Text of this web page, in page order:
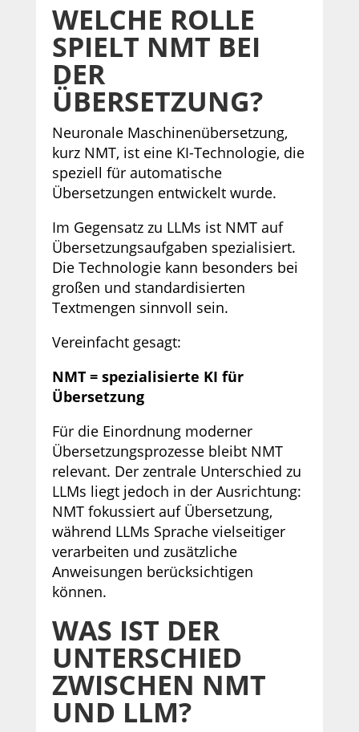
WELCHE ROLLE
SPIELT NMT BEI
DER
ÜBERSETZUNG?
Neuronale Maschinenübersetzung,
kurz NMT, ist eine KI-Technologie, die
speziell für automatische
Übersetzungen entwickelt wurde.
Im Gegensatz zu LLMs ist NMT auf
Übersetzungsaufgaben spezialisiert.
Die Technologie kann besonders bei
großen und standardisierten
Textmengen sinnvoll sein.
Vereinfacht gesagt:
NMT = spezialisierte KI für
Übersetzung
Für die Einordnung moderner
Übersetzungsprozesse bleibt NMT
relevant. Der zentrale Unterschied zu
LLMs liegt jedoch in der Ausrichtung:
NMT fokussiert auf Übersetzung,
während LLMs Sprache vielseitiger
verarbeiten und zusätzliche
Anweisungen berücksichtigen
können.
WAS IST DER
UNTERSCHIED
ZWISCHEN NMT
UND LLM?